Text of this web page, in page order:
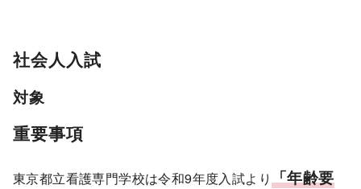
社会人入試
対象
重要事項
東京都立看護専門学校は令和9年度入試より「年齢要